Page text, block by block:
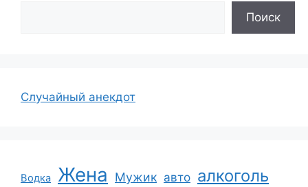
Поиск
Случайный анекдот
Водка Жена Мужик авто алкоголь